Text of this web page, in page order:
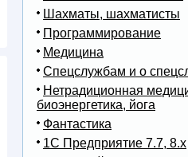
Шахматы, шахматисты
Программирование
Медицина
Спецслужбам и о
Нетрадиционная
биоэнергетика, йога
Фантастика
1С Предприятие 7.7, 8.x